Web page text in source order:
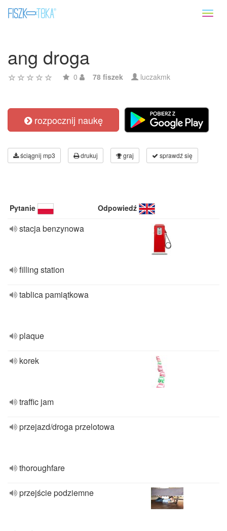
ang droga
0 78 fiszek luczakmk
rozpocznij naukę
ściągnij mp3 drukuj graj sprawdź się
Pytanie Odpowiedź
stacja benzynowa
filling station
tablica pamiątkowa
plaque
korek
traffic jam
przejazd/droga przelotowa
thoroughfare
przejście podziemne